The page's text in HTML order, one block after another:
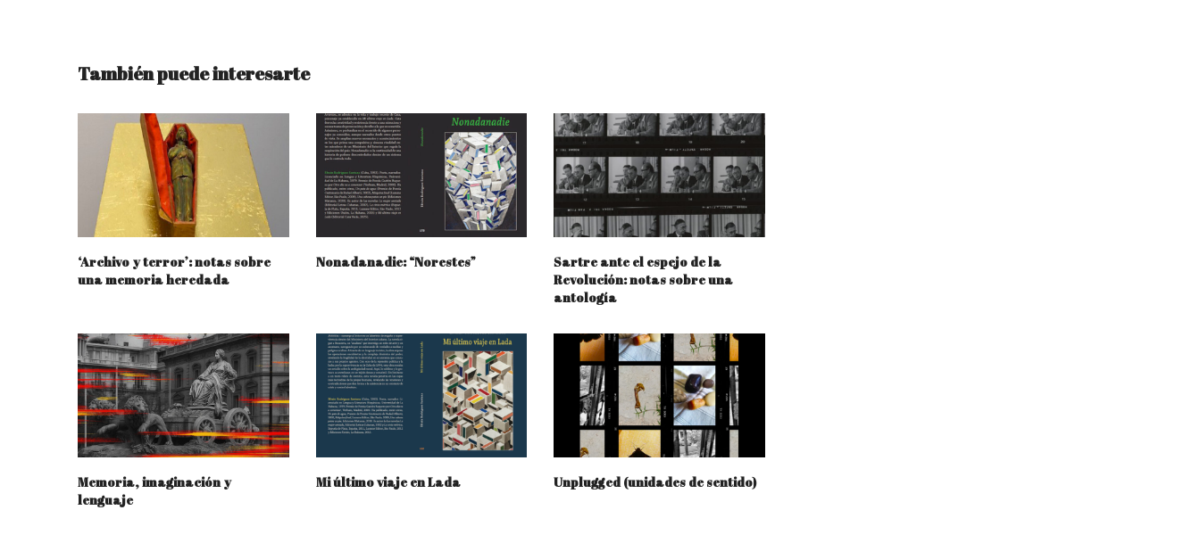
También puede interesarte
‘Archivo y terror’: notas sobre
una memoria heredada
Nonadanadie: “Norestes”
Sartre ante el espejo de la
Revolución: notas sobre una
antología
Memoria, imaginación y
lenguaje
Mi último viaje en Lada Unplugged (unidades de sentido)